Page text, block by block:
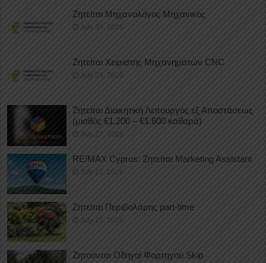
Ζητείται Μηχανολόγος Μηχανικός
July 30, 2026
Ζητείται Χειριστής Μηχανημάτων CNC
July 29, 2026
Ζητείται Διοικητική Λειτουργός εξ Αποστάσεως
(μισθός €1.200 – €1.600 καθαρά)
July 27, 2026
RE/MAX Cyprus: Ζητείται Marketing Assistant
July 27, 2026
Ζητείται Περιβολάρης part-time
July 27, 2026
Ζητούνται Οδηγοί Φορτηγού Skip